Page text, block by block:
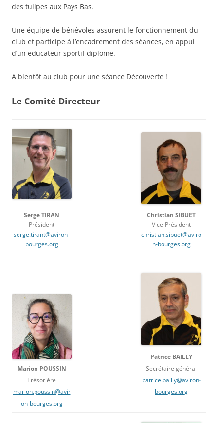
des tulipes aux Pays Bas.
Une équipe de bénévoles assurent le fonctionnement du
club et participe à l’encadrement des séances, en appui
d’un éducateur sportif diplômé.
A bientôt au club pour une séance Découverte !
Le Comité Directeur
Serge TIRAN
Président
serge.tirant@aviron-
bourges.org
Christian SIBUET
Vice-Président
christian.sibuet@aviro
n-bourges.org
Marion POUSSIN
Trésorière
marion.poussin@avir
on-bourges.org
Patrice BAILLY
Secrétaire général
patrice.bailly@aviron-
bourges.org